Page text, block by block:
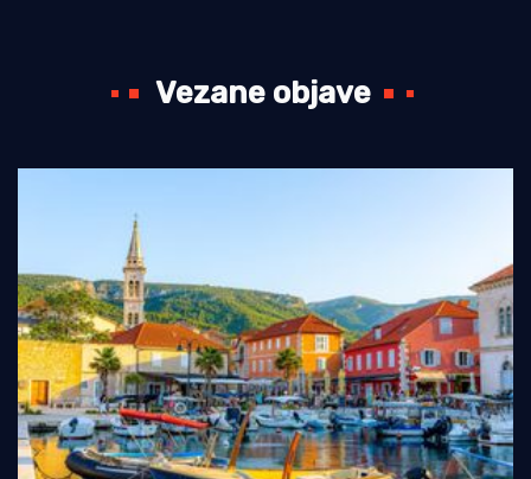
Vezane objave